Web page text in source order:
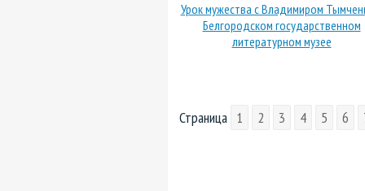
Урок мужества с Владимиром
Белгородском государственном
литературном музее
Страница 1 2 3 4 5 6